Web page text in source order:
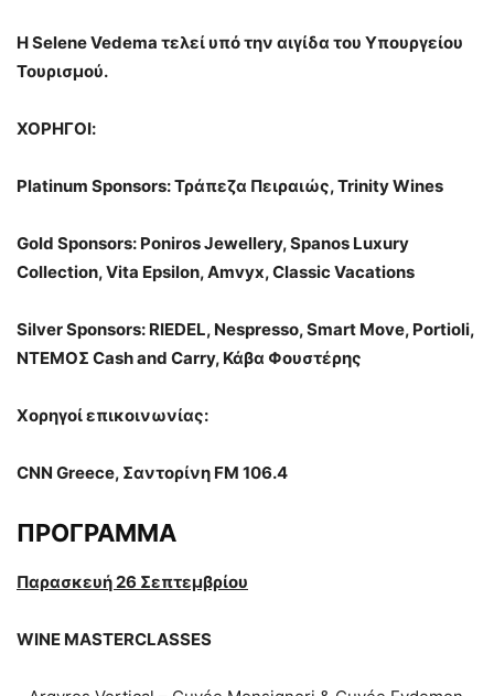
Η SeleneVedema τελεί υπό την αιγίδα του Υπουργείου
Τουρισμού.
ΧΟΡΗΓΟΙ:
Platinum Sponsors: Τράπεζα Πειραιώς, Trinity Wines
Gold Sponsors: Poniros Jewellery, Spanos Luxury
Collection, Vita Epsilon, Amvyx, Classic Vacations
Silver Sponsors: RIEDEL, Nespresso, Smart Move, Portioli,
ΝΤΕΜΟΣ Cash and Carry, Κάβα Φουστέρης
Χορηγοί επικοινωνίας:
CNN Greece, Σαντορίνη FM 106.4
ΠΡΟΓΡΑΜΜΑ
Παρασκευή 26 Σεπτεμβρίου
WINE MASTERCLASSES